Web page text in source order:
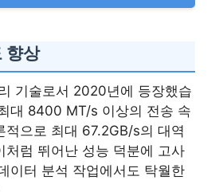
향상
기술로서 2020년에 등장했습
대 8400 MT/s 이상의 전송 속
적으로 최대 67.2GB/s의 대역
처럼 뛰어난 성능 덕분에 고사
이터 분석 작업에서도 탁월한